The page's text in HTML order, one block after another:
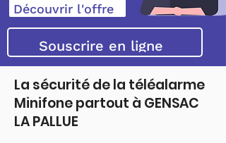
Découvrir l'offre
Souscrire en ligne
La sécurité de la téléalarme
Minifone partout à GENSAC
LA PALLUE